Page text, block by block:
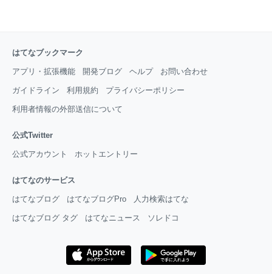
はてなブックマーク
アプリ・拡張機能 開発ブログ ヘルプ お問い合わせ
ガイドライン 利用規約 プライバシーポリシー
利用者情報の外部送信について
公式Twitter
公式アカウント ホットエントリー
はてなのサービス
はてなブログ はてなブログPro 人力検索はてな
はてなブログ タグ はてなニュース ソレドコ